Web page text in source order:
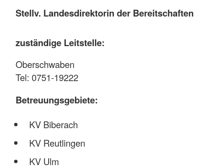
Stellv. Landesdirektorin der Bereitschaften
zuständige Leitstelle:
Oberschwaben
Tel: 0751-19222
Betreuungsgebiete:
KV Biberach
KV Reutlingen
KV Ulm